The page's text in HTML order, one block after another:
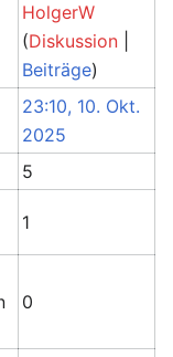
HolgerW
(Diskussion
Beiträge)
23:10, 10. Okt.
2025
5
1
0